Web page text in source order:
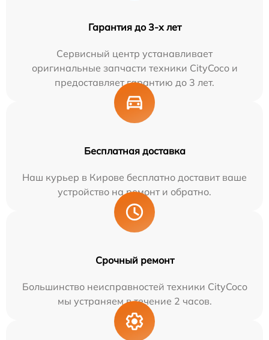
Гарантия до 3-х лет
Сервисный центр устанавливает
оригинальные запчасти техники CityCoco и
предоставляет гарантию до 3 лет.
Бесплатная доставка
Наш курьер в Кирове бесплатно доставит ваше
устройство на ремонт и обратно.
Срочный ремонт
Большинство неисправностей техники CityCoco
мы устраняем в течение 2 часов.